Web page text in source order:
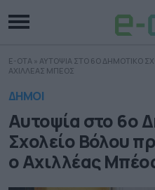
E-OTA » ΑΥΤΟΨΙΑ ΣΤΟ 6Ο ΔΗΜΟΤΙΚΟ
ΑΧΙΛΛΕΑΣ ΜΠΕΟΣ
ΔΗΜΟΙ
Αυτοψία στο 6ο
Σχολείο Βόλου
ο Αχιλλέας